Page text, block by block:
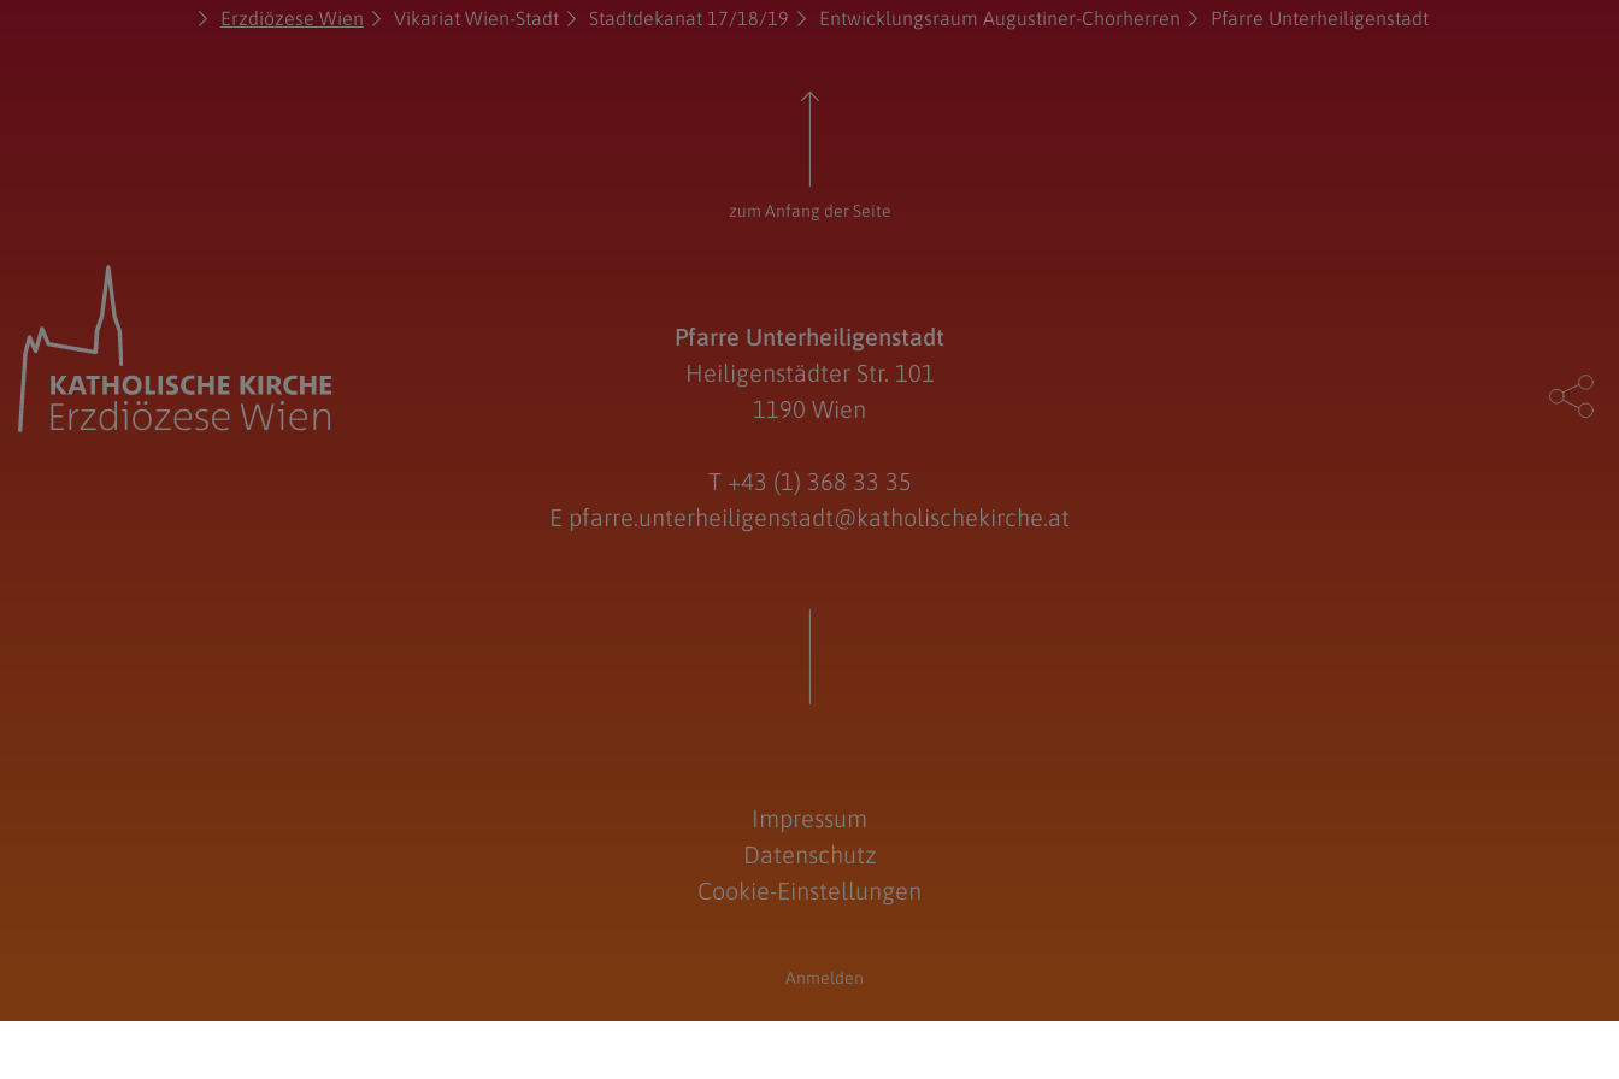
Erzdiözese Wien Vikariat Wien-Stadt Stadtdekanat 17/18/19 Entwicklungsraum Augustiner-Chorherren Pfarre Unterheiligenstadt
zum Anfang der Seite
Pfarre Unterheiligenstadt
Heiligenstädter Str. 101
1190 Wien
T +43 (1) 368 33 35
E pfarre.unterheiligenstadt@katholischekirche.at
Impressum
Datenschutz
Cookie-Einstellungen
Anmelden